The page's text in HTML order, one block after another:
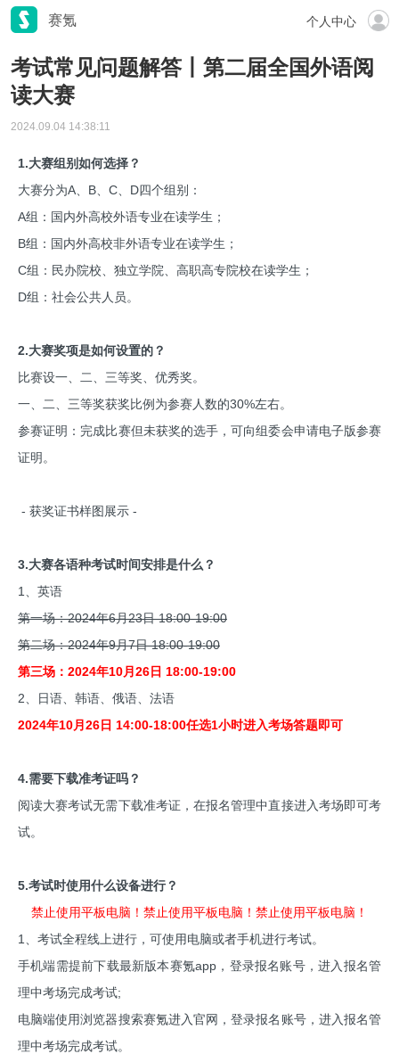
赛氪 个人中心
考试常见问题解答丨第二届全国外语阅
读大赛
2024.09.04 14:38:11
1.大赛组别如何选择？
大赛分为A、B、C、D四个组别：
A组：国内外高校外语专业在读学生；
B组：国内外高校非外语专业在读学生；
C组：民办院校、独立学院、高职高专院校在读学生；
D组：社会公共人员。
2.大赛奖项是如何设置的？
比赛设一、二、三等奖、优秀奖。
一、二、三等奖获奖比例为参赛人数的30%左右。
参赛证明：完成比赛但未获奖的选手，可向组委会申请电子版参赛
证明。
- 获奖证书样图展示 -
3.大赛各语种考试时间安排是什么？
1、英语
第一场：2024年6月23日 18:00-19:00
第二场：2024年9月7日 18:00-19:00
第三场：2024年10月26日 18:00-19:00
2、日语、韩语、俄语、法语
2024年10月26日 14:00-18:00任选1小时进入考场答题即可
4.需要下载准考证吗？
阅读大赛考试无需下载准考证，在报名管理中直接进入考场即可考
试。
5.考试时使用什么设备进行？
禁止使用平板电脑！禁止使用平板电脑！禁止使用平板电脑！
1、考试全程线上进行，可使用电脑或者手机进行考试。
手机端需提前下载最新版本赛氪app，登录报名账号，进入报名管
理中考场完成考试;
电脑端使用浏览器搜索赛氪进入官网，登录报名账号，进入报名管
理中考场完成考试。